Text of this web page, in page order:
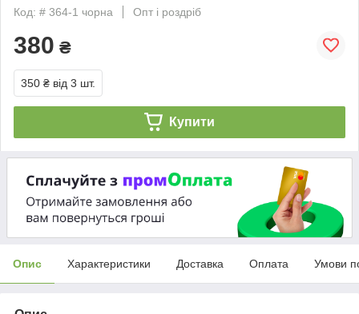
Код: # 364-1 чорна
Опт і роздріб
380 ₴
350 ₴ від 3 шт.
Купити
Опис Характеристики Доставка Оплата Умови